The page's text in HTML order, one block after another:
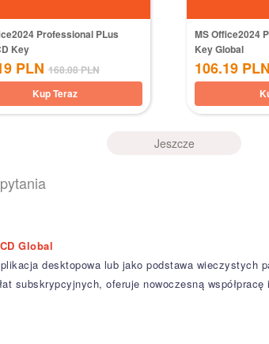
Professional PLus
Key
PLN 168.08PLN
Kup Teraz
MS Office2024
Key Global
106.19 PLN
Jeszcze
Global
desktopowa lub jako podstawa wieczystych
subskrypcyjnych, oferuje nowoczesną